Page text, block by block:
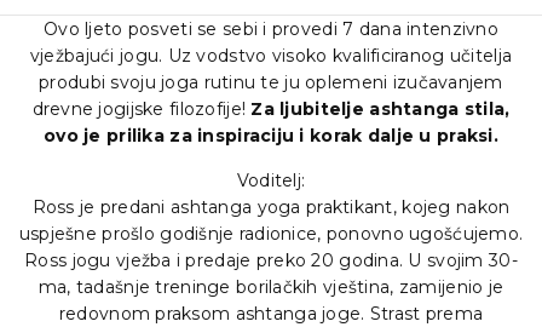
Ovo ljeto posveti se sebi i provedi 7 dana intenzivno
vježbajući jogu. Uz vodstvo visoko kvalificiranog učitelja
produbi svoju joga rutinu te ju oplemeni izučavanjem
drevne jogijske filozofije! Za ljubitelje ashtanga stila,
ovo je prilika za inspiraciju i korak dalje u praksi.
Voditelj:
Ross je predani ashtanga yoga praktikant, kojeg nakon
uspješne prošlo godišnje radionice, ponovno ugošćujemo.
Ross jogu vježba i predaje preko 20 godina. U svojim 30-
ma, tadašnje treninge borilačkih vještina, zamijenio je
redovnom praksom ashtanga joge. Strast prema